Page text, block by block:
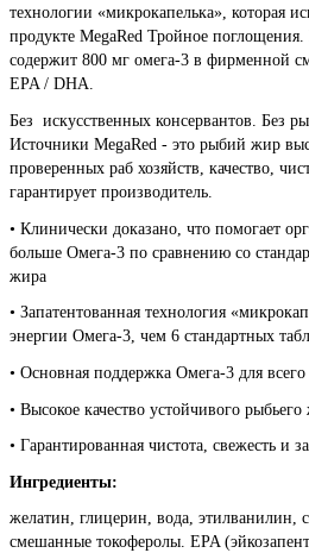
технологии «микрокапелька», которая
продукте MegaRed Тройное
содержит 800 мг омега-3 в фирменной
EPA / DHA.
Без искусственных консервантов. Без
Источники MegaRed - это рыбий жир
проверенных раб хозяйств, качество,
гарантирует производитель.
• Клинически доказано, что помогает
больше Омега-3 по сравнению со
жира
• Запатентованная технология
энергии Омега-3, чем 6 стандартных
• Высокое качество устойчивого
• Гарантированная чистота, свежесть и
Ингредиенты:
желатин, глицерин, вода, этилванилин,
смешанные токоферолы. EPA